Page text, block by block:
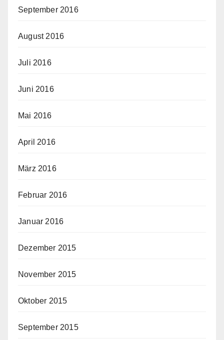
September 2016
August 2016
Juli 2016
Juni 2016
Mai 2016
April 2016
März 2016
Februar 2016
Januar 2016
Dezember 2015
November 2015
Oktober 2015
September 2015